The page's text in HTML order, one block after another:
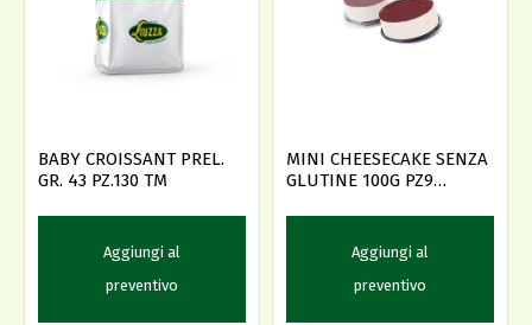
BABY CROISSANT PREL.
GR. 43 PZ.130 TM
Aggiungi al
preventivo
MINI CHEESECAKE SENZA
GLUTINE 100G PZ9
Aggiungi al
preventivo